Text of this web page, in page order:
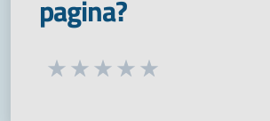
pagina?
Seleziona una valutazione